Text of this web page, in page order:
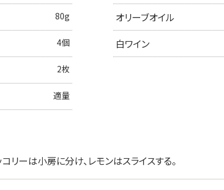
80g
4個
2枚
適量
オリーブオイル
白ワイン
リーは小房に分け、レモンはスライスする。